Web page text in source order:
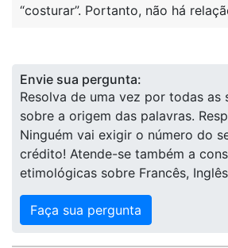
“costurar”. Portanto, não há
Envie sua pergunta:
Resolva de uma vez por todas as
sobre a origem das palavras.
Ninguém vai exigir o número do
crédito! Atende-se também a
etimológicas sobre Francês,
Faça sua pergunta